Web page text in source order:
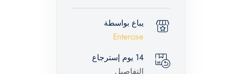
يباع بواسطة
Entercise
14 يوم إسترجاع
التفاصيل